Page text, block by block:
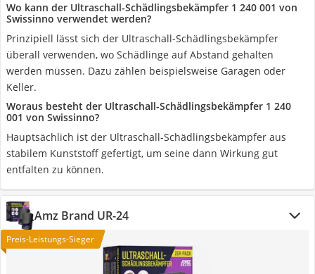
Wo kann der Ultraschall-Schädlingsbekämpfer 1 240 001 von
Swissinno verwendet werden?
Prinzipiell lässt sich der Ultraschall-Schädlingsbekämpfer
überall verwenden, wo Schädlinge auf Abstand gehalten
werden müssen. Dazu zählen beispielsweise Garagen oder
Keller.
Woraus besteht der Ultraschall-Schädlingsbekämpfer 1 240
001 von Swissinno?
Hauptsächlich ist der Ultraschall-Schädlingsbekämpfer aus
stabilem Kunststoff gefertigt, um seine dann Wirkung gut
entfalten zu können.
Amz Brand ‎UR-24
Preis-Leistungs-Sieger